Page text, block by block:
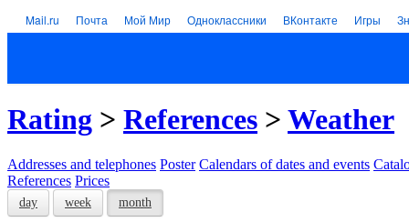
Mail.ru Почта Мой Мир Одноклассники ВКонтакте Игры
Rating > References > Weather
Addresses and telephones Poster Calendars of dates and events
References Prices
day week month